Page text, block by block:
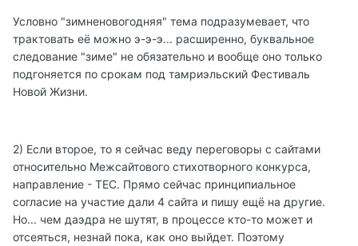
Условно "зимненовогодняя" тема подразумевает, что
трактовать её можно э-э-э... расширенно, буквальное
следование "зиме" не обязательно и вообще оно только
подгоняется по срокам под тамриэльский Фестиваль
Новой Жизни.
2) Если второе, то я сейчас веду переговоры с сайтами
относительно Межсайтового стихотворного конкурса,
направление - ТЕС. Прямо сейчас принципиальное
согласие на участие дали 4 сайта и пишу ещё на другие.
Но... чем даэдра не шутят, в процессе кто-то может и
отсеяться, незнай пока, как оно выйдет. Поэтому